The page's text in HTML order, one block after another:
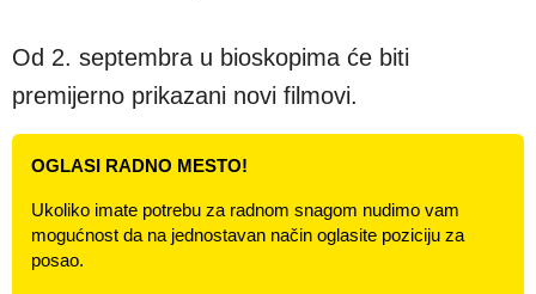
Od 2. septembra u bioskopima će biti
premijerno prikazani novi filmovi.
OGLASI RADNO MESTO!
Ukoliko imate potrebu za radnom snagom nudimo vam
mogućnost da na jednostavan način oglasite poziciju za
posao.